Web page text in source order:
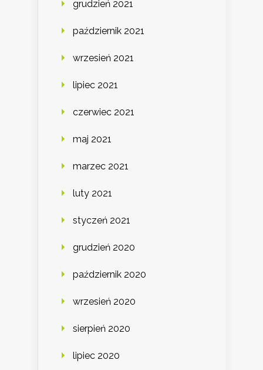
grudzień 2021
październik 2021
wrzesień 2021
lipiec 2021
czerwiec 2021
maj 2021
marzec 2021
luty 2021
styczeń 2021
grudzień 2020
październik 2020
wrzesień 2020
sierpień 2020
lipiec 2020